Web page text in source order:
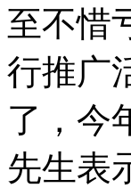
至不惜
行推广
了，今
先生表